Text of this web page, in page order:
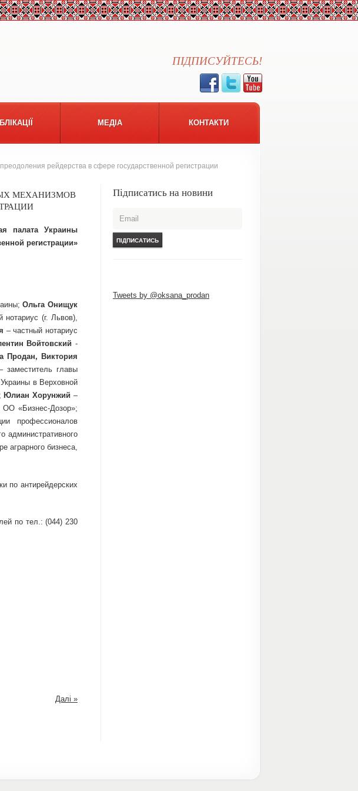
МЕДІА КОНТАКТИ
ПІДПИСУЙТЕСЬ!
рейдерства в сфере государственной регистрации
МЕХАНИЗМОВ
палата Украины
регистрации»
Ольга Онищук
(г. Львов),
– частный нотариус
Войтовский-
Продан, Виктория
заместитель главы
в Верховной
Юлиан Хорунжий –
«Бизнес-Дозор»;
профессионалов
административного
аграрного бизнеса,
по антирейдерских
по тел.: (044) 230
Далі »
Підписатись на новини
Tweets by @oksana_prodan